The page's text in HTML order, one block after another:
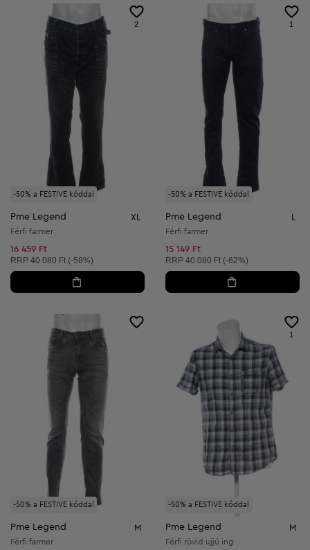
-50% a FESTIVE kóddal
2
Pme Legend XL
Férfi farmer
16 459 Ft
Ajánlott ár:
RRP 40 080 Ft (-58%)
-50% a FESTIVE kóddal
1
Pme Legend
Férfi farmer
15 149 Ft
Ajánlott ár:
RRP 40 080 Ft (-62%)
-50% a FESTIVE kóddal
Pme Legend M
Férfi farmer
-50% a FESTIVE kóddal
1
Pme Legend M
Férfi rövid ujjú ing